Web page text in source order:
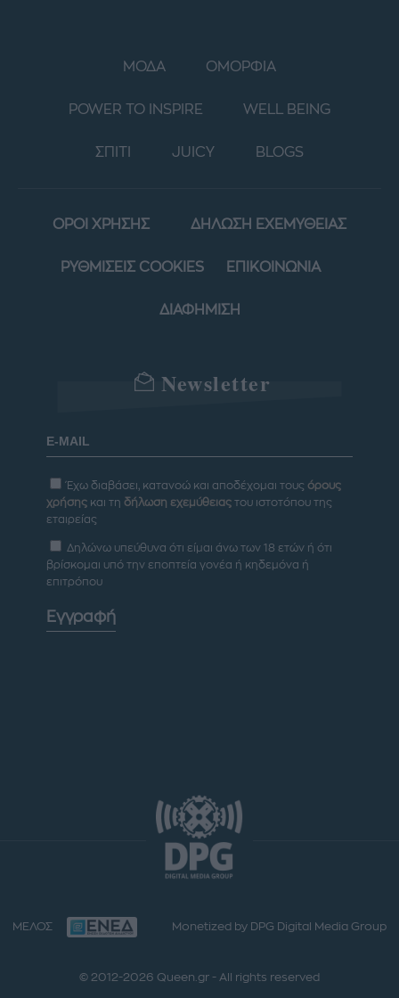
ΜΟΔΑ ΟΜΟΡΦΙΑ
POWER TO INSPIRE WELL BEING
ΣΠΙΤΙ JUICY BLOGS
ΟΡΟΙ ΧΡΗΣΗΣ ΔΗΛΩΣΗ ΕΧΕΜΥΘΕΙΑΣ
ΡΥΘΜΙΣΕΙΣ COOKIES ΕΠΙΚΟΙΝΩΝΙΑ
ΔΙΑΦΗΜΙΣΗ
Newsletter
Έχω διαβάσει, κατανοώ και αποδέχομαι τους όρους
χρήσης και τη δήλωση εχεμύθειας του ιστοτόπου της
εταιρείας
Δηλώνω υπεύθυνα ότι είμαι άνω των 18 ετών ή ότι
βρίσκομαι υπό την εποπτεία γονέα ή κηδεμόνα ή
επιτρόπου
Εγγραφή
ΜΕΛΟΣ Monetized by DPG Digital Media Group
© 2012-2026 Queen.gr - All rights reserved